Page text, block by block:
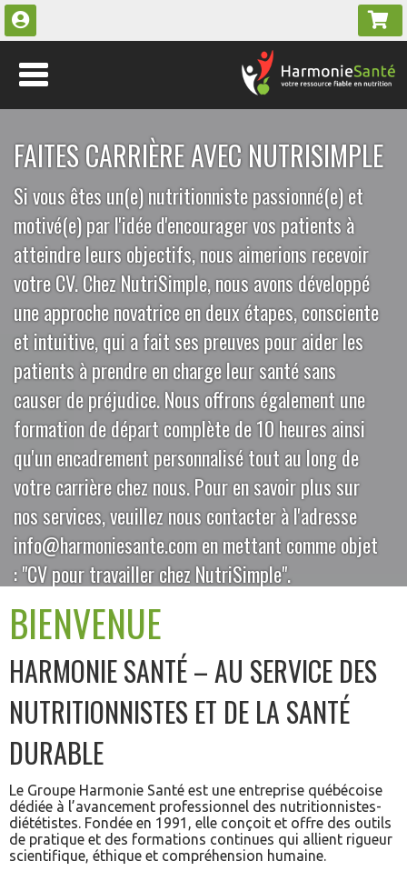
FAITES CARRIÈRE AVEC NUTRISIMPLE
Si vous êtes un(e) nutritionniste passionné(e) et
motivé(e) par l'idée d'encourager vos patients à
atteindre leurs objectifs, nous aimerions recevoir
votre CV. Chez NutriSimple, nous avons développé
une approche novatrice en deux étapes, consciente
et intuitive, qui a fait ses preuves pour aider les
patients à prendre en charge leur santé sans
causer de préjudice. Nous offrons également une
formation de départ complète de 10 heures ainsi
qu'un encadrement personnalisé tout au long de
votre carrière chez nous. Pour en savoir plus sur
nos services, veuillez nous contacter à l'adresse
info@harmoniesante.com en mettant comme objet
: "CV pour travailler chez NutriSimple".
BIENVENUE
HARMONIE SANTÉ – AU SERVICE DES
NUTRITIONNISTES ET DE LA SANTÉ
DURABLE
Le Groupe Harmonie Santé est une entreprise québécoise
dédiée à l’avancement professionnel des nutritionnistes-
diététistes. Fondée en 1991, elle conçoit et offre des outils
de pratique et des formations continues qui allient rigueur
scientifique, éthique et compréhension humaine.